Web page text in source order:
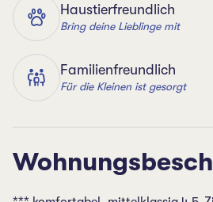
Haustierfreundlich
Bring deine Lieblinge mit
Familienfreundlich
Für die Kleinen ist gesorgt